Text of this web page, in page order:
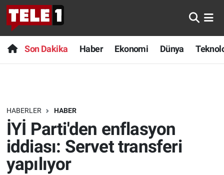
Son Dakika Haber Ekonomi Dünya
HABERLER HABER
İYİ Parti'den enflasyon
iddiası: Servet transferi
yapılıyor
Anında Manşet
Başka Sohbetler
Bilim turu
Bilim ve Teknoloji Evreni
Doğa Konuşuyor
Son Dakika
Haber
Dünya
Teknoloji
Sağlık
Nöbetçi Eczaneler
Hava Durumu
Trafik Durumu
Süper Lig Puan Durumu ve Fikstür
Tüm Manşetler